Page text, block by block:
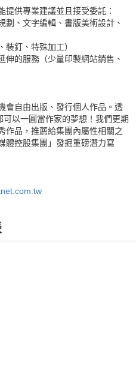
提供專業建議並且接受委託：
、文字編輯、書版美術設計、
釘、特殊加工）
的服務（少量印製網站銷售、
會自由出版、發行個人作品。透
以一圓當作家的夢想！我們更期
作品，推薦給集團內屬性相關之
體控股集團」發掘重磅潛力寫